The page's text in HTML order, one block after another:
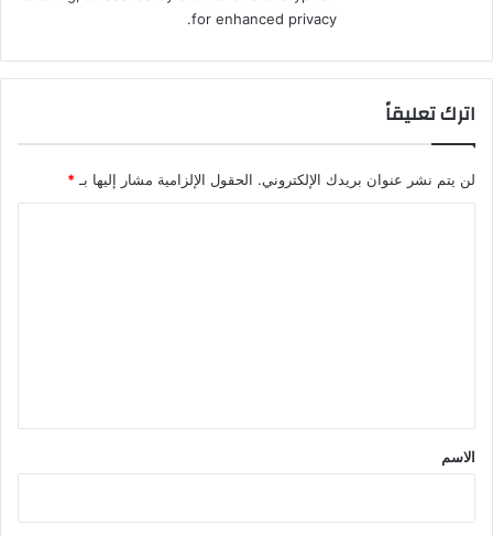
for enhanced privacy.
اترك تعليقاً
لن يتم نشر عنوان بريدك الإلكتروني. الحقول الإلزامية مشار إليها بـ *
*
الاسم